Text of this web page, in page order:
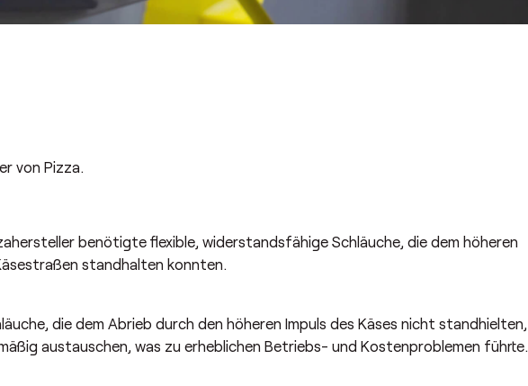
von Pizza.
benötigte flexible, widerstandsfähige Schläuche, die dem höheren
standhalten konnten.
die dem Abrieb durch den höheren Impuls des Käses nicht standhielten,
austauschen, was zu erheblichen Betriebs- und Kostenproblemen führte.